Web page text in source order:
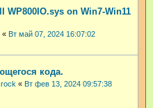
WP800IO.sys on Win7-Win11
« Вт май 07, 2024 16:07:02
кода.
« Вт фев 13, 2024 09:57:38